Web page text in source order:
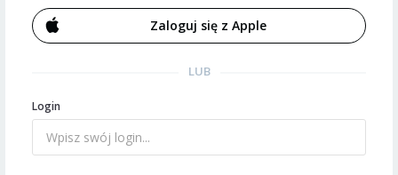
Zaloguj się z Apple
LUB
Login